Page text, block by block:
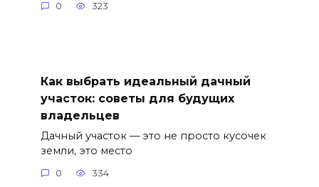
0 323
Как выбрать идеальный дачный
участок: советы для будущих
владельцев
Дачный участок — это не просто кусочек
земли, это место
0 334